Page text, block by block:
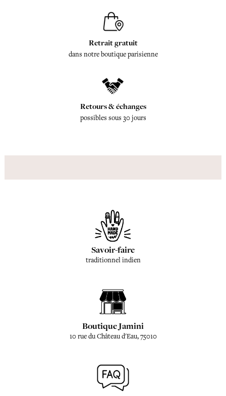
Retrait gratuit
dans notre boutique parisienne
Retours & échanges
possibles sous 30 jours
Savoir-faire
traditionnel indien
Boutique Jamini
10 rue du Château d'Eau, 75010